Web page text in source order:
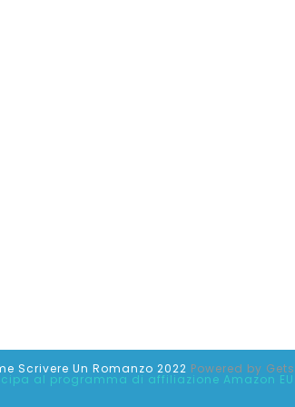
Scrivere Un Romanzo 2022 Powered by
al programma di affiliazione Amazon